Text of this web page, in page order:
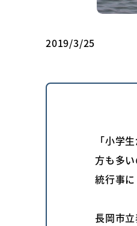
2019/3/25
「小学
方も多
統行事
長岡市